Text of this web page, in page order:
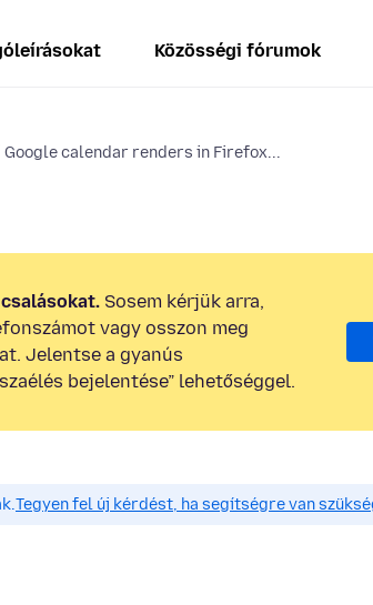
Közösségi fórumok
Google calendar renders in Firefox...
Sosem kérjük arra,
vagy osszon meg
Jelentse a gyanús
bejelentése” lehetőséggel.
Tegyen fel új kérdést, ha segítségre van